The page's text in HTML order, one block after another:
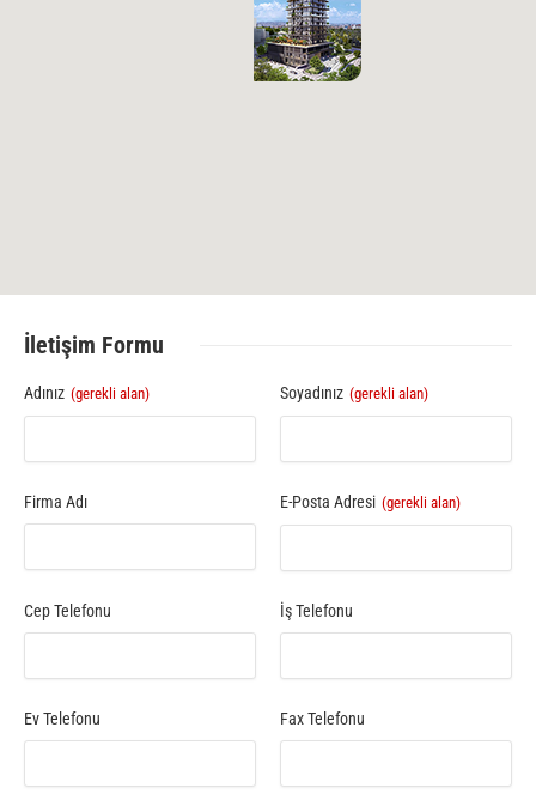
İletişim Formu
Adınız (gerekli alan) Soyadınız (gerekli alan)
Firma Adı E-Posta Adresi (gerekli alan)
Cep Telefonu İş Telefonu
Ev Telefonu Fax Telefonu